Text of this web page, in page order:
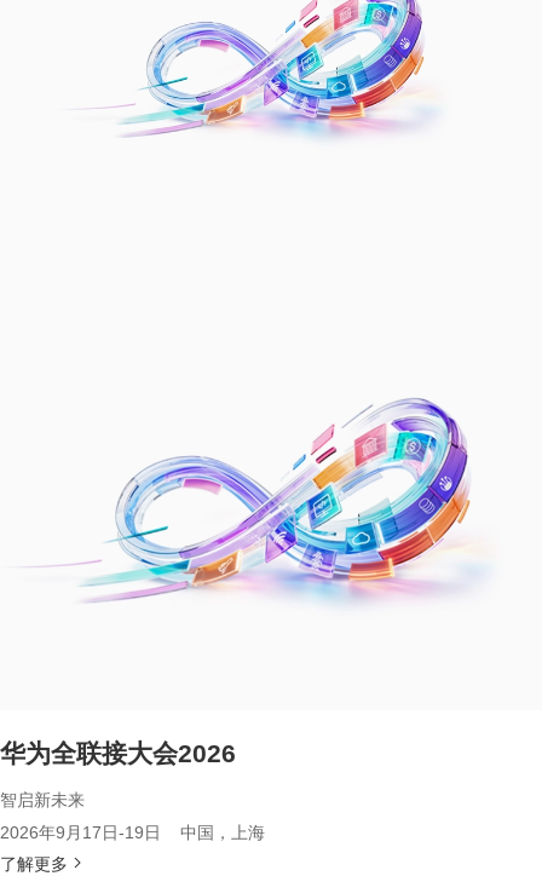
华为全联接大会2026
智启新未来
2026年9月17日-19日 中国，上海
了解更多